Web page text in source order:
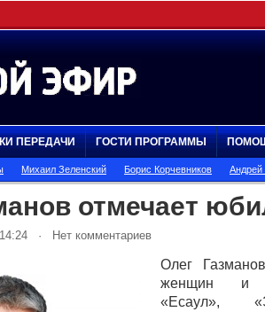
ПЕРЕДАЧИ ГОСТИ ПРОГРАММЫ
Михаил Зеленский Борис Корчевников
отмечает
14:24 · Нет комментариев
Олег
женщин и
«Есаул»,